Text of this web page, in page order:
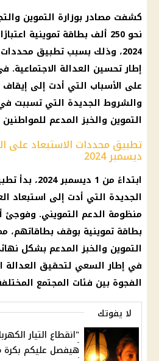
كشفت مصادر بوزارة التموين
نحو 250 ألف بطاقة تموينية
2024، وذلك بسبب تطبيق
إطار تحسين العدالة
على الأسباب التي أدت إلى
والشروط الجديدة التي
التموين والخبز المدعم
تطبيق محددات الاستبعاد على
ديسمبر 2024
ابتداءً من 1
الجديدة التي أدت إلى استبعاد
بطاقة تموينية بوقف
التموين والخبز المدعم بشكل
في إطار السعي لتحقيق العدالة
الفجوة بين فئات المجتمع
لا يفوتك
"انقطاع التيار